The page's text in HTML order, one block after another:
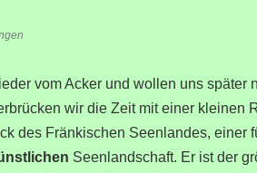
vom Acker und wollen uns später
wir die Zeit mit einer kleinen
des Fränkischen Seenlandes, einer
nstlichen Seenlandschaft. Er ist der